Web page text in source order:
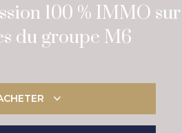
100 % IMMO sur
du groupe M6